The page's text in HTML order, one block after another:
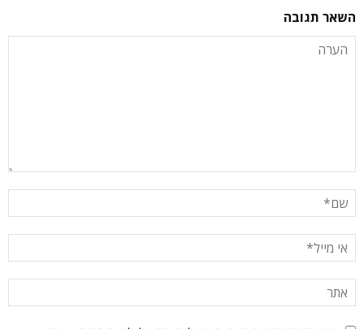
השאר תגובה